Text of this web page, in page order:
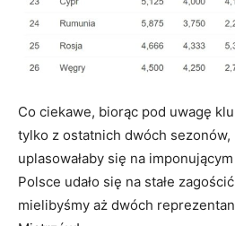
Co ciekawe, biorąc pod uwagę
tylko z ostatnich dwóch sezonów,
uplasowałaby się na
Polsce udało się na stałe
mielibyśmy aż dwóch